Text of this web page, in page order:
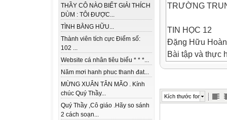
THẦY CÔ NÀO BIẾT GIẢI THÍCH
DÙM : TÔI ĐƯỢC...
TÌNH BẰNG HỮU...
Thành viên tích cực Điểm số:
102 ...
Website cá nhân tiêu biểu * * *...
Năm mơi hanh phuc thanh đat...
MỪNG XUÂN TÂN MÃO . Kính
chúc Quý Thầy...
Quý Thầy ,Cô giáo .Hãy so sánh
2 cách soạn...
TRƯỜNG
TIN HỌC 12
Đặng Hữu
Bài tập và thực
Kích thước font